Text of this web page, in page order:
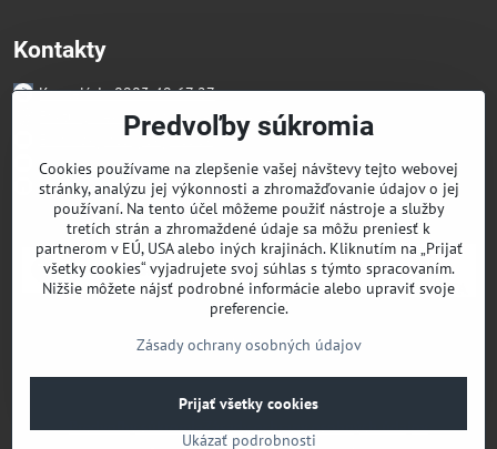
Kontakty
Kancelária 0903 49 67 27
Faktúry/Reklamácia 0914 27 44 27
Email skglass@skglass.sk
Projekty gastro@skglass.sk
Osobný Odber Bratislavská 919/4 Dunajská Streda
©2026Copyright
Predvoľby súkromiaZásady ochrany osobných údajov
Predvoľby súkromia
Cookies používame na zlepšenie vašej návštevy tejto webovej
stránky, analýzu jej výkonnosti a zhromažďovanie údajov o jej
používaní. Na tento účel môžeme použiť nástroje a služby
tretích strán a zhromaždené údaje sa môžu preniesť k
partnerom v EÚ, USA alebo iných krajinách. Kliknutím na „Prijať
všetky cookies“ vyjadrujete svoj súhlas s týmto spracovaním.
Nižšie môžete nájsť podrobné informácie alebo upraviť svoje
preferencie.
Zásady ochrany osobných údajov
Ukázať podrobnosti
Prijať všetky cookies